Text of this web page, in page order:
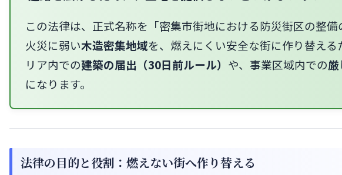
この法律は、正式名称を「密集市街地における防災街区の整
火災に弱い木造密集地域を、燃えにくい安全な街に作り替え
リア内での建築の届出（30日前ルール） や、事業区域内での厳
になります。
法律の目的と役割：燃えない街へ作り替える